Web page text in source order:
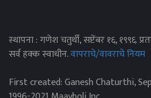
स्थापना : गणेश चतुर्थी, सप्टेंबर १६, १९९६.
सर्व हक्क स्वाधीन.वापराचे/वावराचे नियम
First created: Ganesh Chaturthi,